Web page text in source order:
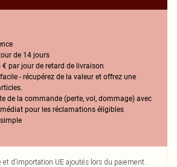
de 14 jours
€ par jour de retard de livraison
- récupérez de la valeur et offrez une
de la commande (perte, vol, dommage) avec
pour les réclamations éligibles
et d’importation UE ajoutés lors du paiement.